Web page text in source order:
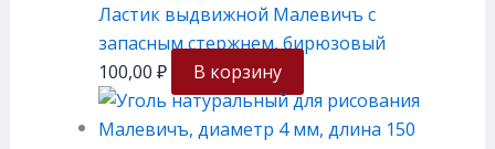
Ластик выдвижной Малевичъ с
запасным стержнем, бирюзовый
100,00 ₽ В корзину